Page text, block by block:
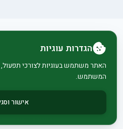
© 2026 בית וגן - WordPress Theme by
Kadence
הגדרות עוגיות
האתר משתמש בעוגיות לצורכי תפעול,
המשתמש.
אישור